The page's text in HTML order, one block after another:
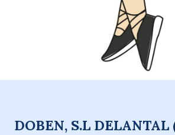
DOBEN, S.L DELANTAL